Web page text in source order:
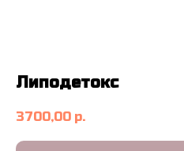
Липодетокс
3700,00 р.